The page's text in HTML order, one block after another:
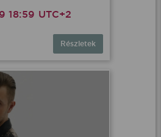
18:59 UTC+2
Részletek